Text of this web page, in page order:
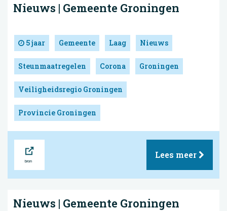
Nieuws | Gemeente Groningen
5 jaar Gemeente Laag Nieuws
Steunmaatregelen Corona Groningen
Veiligheidsregio Groningen
Provincie Groningen
Lees meer
Nieuws | Gemeente Groningen